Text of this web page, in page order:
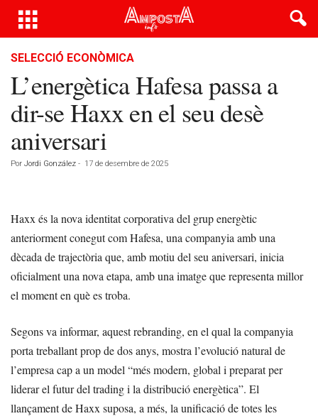
SELECCIÓ ECONÒMICA
L’energètica Hafesa passa a
dir-se Haxx en el seu desè
aniversari
Por Jordi González - 17 de desembre de 2025
Haxx és la nova identitat corporativa del grup energètic
anteriorment conegut com Hafesa, una companyia amb una
dècada de trajectòria que, amb motiu del seu aniversari, inicia
oficialment una nova etapa, amb una imatge que representa millor
el moment en què es troba.
Segons va informar, aquest rebranding, en el qual la companyia
porta treballant prop de dos anys, mostra l’evolució natural de
l’empresa cap a un model “més modern, global i preparat per
liderar el futur del trading i la distribució energètica”. El
llançament de Haxx suposa, a més, la unificació de totes les